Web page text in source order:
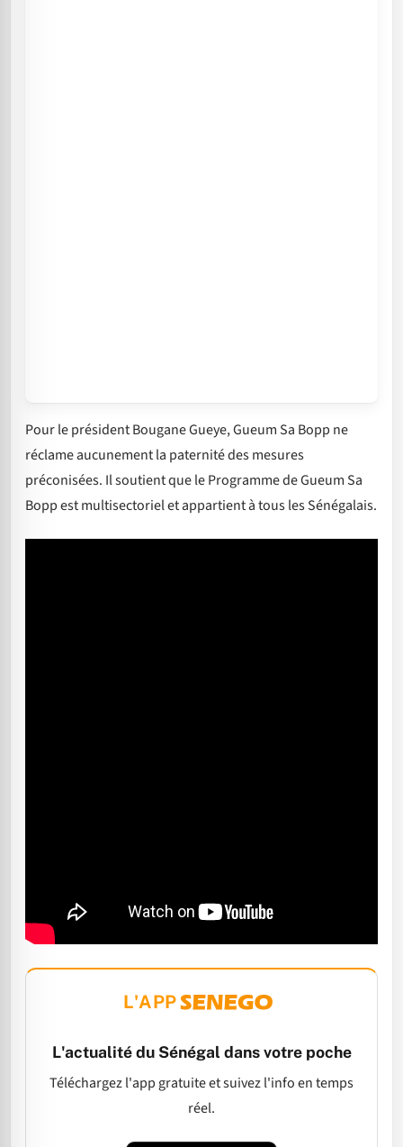
Pour le président Bougane Gueye, Gueum Sa Bopp ne
réclame aucunement la paternité des mesures
préconisées. Il soutient que le Programme de Gueum Sa
Bopp est multisectoriel et appartient à tous les Sénégalais.
L'APP
L'actualité du Sénégal dans votre poche
Téléchargez l'app gratuite et suivez l'info en temps
réel.